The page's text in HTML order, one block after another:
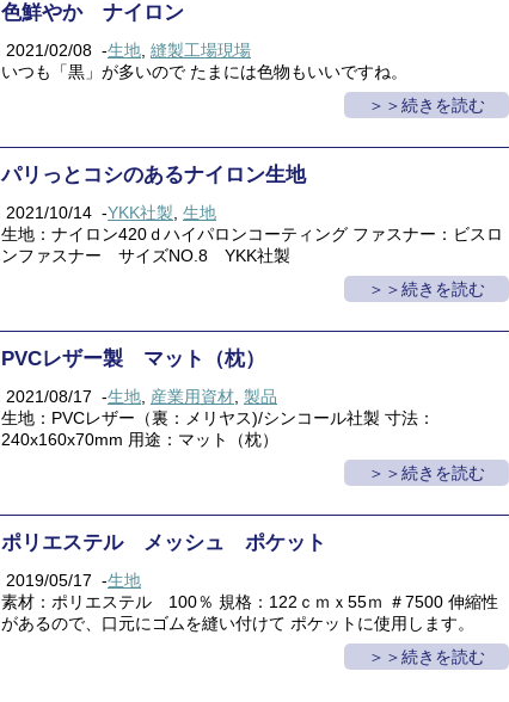
色鮮やか ナイロン
2021/02/08 -生地 縫製工場現場
いつも「黒」が多いので たまには色物もいいですね。
＞続きを読む
パリっとコシのあるナイロン生地
2021/10/14 -YKK社製 生地
生地：ナイロン420ｄハイパロンコーティング ファスナー：ビスロ
ンファスナー サイズNO.8 YKK社製
＞続きを読む
PVCレザー製 マット（枕）
2021/08/17 -生地 産業用資材 製品
生地：PVCレザー（裏：メリヤス)/シンコール社製 寸法：
240x160x70mm 用途：マット（枕）
＞続きを読む
ポリエステル メッシュ ポケット
2019/05/17 -生地
素材：ポリエステル 100％ 規格：122ｃｍｘ55ｍ ＃7500 伸縮性
があるので、口元にゴムを縫い付けて ポケットに使用します。
＞続きを読む